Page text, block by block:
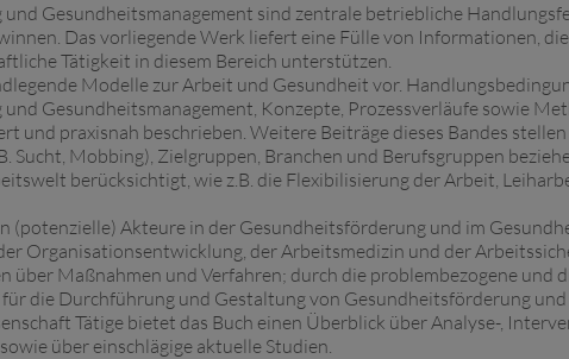
Gesundheitsmanagement sind zentrale betriebliche
Das vorliegende Werk liefert eine Fülle von Informationen,
Tätigkeit in diesem Bereich unterstützen.
Modelle zur Arbeit und Gesundheit vor.
Gesundheitsmanagement, Konzepte, Prozessverläufe sowie
und praxisnah beschrieben. Weitere Beiträge dieses Bandes
Sucht, Mobbing), Zielgruppen, Branchen und Berufsgruppen
berücksichtigt, wie z.B. die Flexibilisierung der Arbeit,
(potenzielle) Akteure in der Gesundheitsförderung und im
Organisationsentwicklung, der Arbeitsmedizin und der
über Maßnahmen und Verfahren; durch die problembezogene und
die Durchführung und Gestaltung von Gesundheitsförderung
Tätige bietet das Buch einen Überblick über Analyse-,
über einschlägige aktuelle Studien.